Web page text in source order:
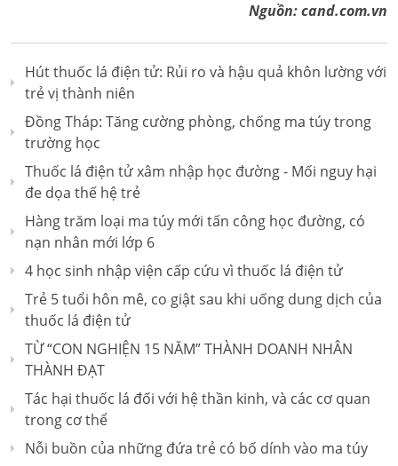
Nguồn:cand.com.vn
Hút thuốc lá điện tử: Rủi ro và hậu quả khôn lường với
trẻ vị thành niên
Đồng Tháp: Tăng cường phòng, chống ma túy trong
trường học
Thuốc lá điện tử xâm nhập học đường - Mối nguy hại
đe dọa thế hệ trẻ
Hàng trăm loại ma túy mới tấn công học đường, có
nạn nhân mới lớp 6
4 học sinh nhập viện cấp cứu vì thuốc lá điện tử
Trẻ 5 tuổi hôn mê, co giật sau khi uống dung dịch của
thuốc lá điện tử
TỪ “CON NGHIỆN 15 NĂM” THÀNH DOANH NHÂN
THÀNH ĐẠT
Tác hại thuốc lá đối với hệ thần kinh, và các cơ quan
trong cơ thể
Nỗi buồn của những đứa trẻ có bố dính vào ma túy